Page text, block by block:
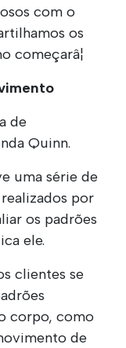
com o
os
começarâ¦
de
Quinn.
uma série de
por
os padrões
ele.
clientes se
corpo, como
de